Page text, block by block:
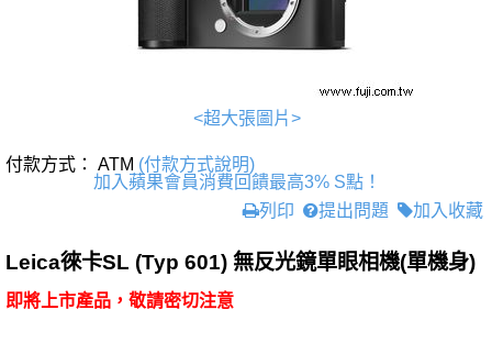
<超大張圖片>
付款方式： ATM (付款方式說明)
加入蘋果會員消費回饋最高3% S點！
列印
提出問題 加入收藏
Leica徠卡SL (Typ 601) 無反光鏡單眼相機(單機身)
即將上市產品，敬請密切注意